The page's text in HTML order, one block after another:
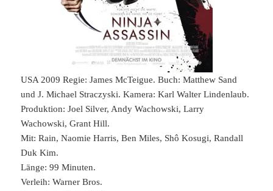
USA 2009 Regie: James McTeigue. Buch: Matthew Sand
und J. Michael Straczyski. Kamera: Karl Walter Lindenlaub.
Produktion: Joel Silver, Andy Wachowski, Larry
Wachowski, Grant Hill.
Mit: Rain, Naomie Harris, Ben Miles, Shô Kosugi, Randall
Duk Kim.
Länge: 99 Minuten.
Verleih: Warner Bros.